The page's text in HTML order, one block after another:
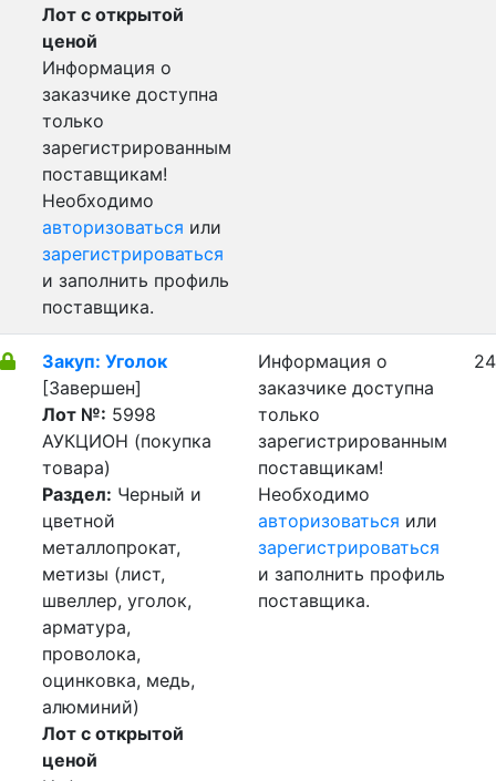
Лот с открытой
ценой
Информация о
заказчике доступна
только
зарегистрированным
поставщикам!
Необходимо
авторизоваться или
зарегистрироваться
и заполнить профиль
поставщика.
Закуп: Уголок
[Завершен]
Лот №: 5998
АУКЦИОН (покупка
товара)
Раздел: Черный и
цветной
металлопрокат,
метизы (лист,
швеллер, уголок,
арматура,
проволока,
оцинковка, медь,
алюминий)
Лот с открытой
ценой
Информация о
заказчике доступна
только
зарегистрированным
поставщикам!
Необходимо
авторизоваться или
зарегистрироваться
и заполнить профиль
поставщика.